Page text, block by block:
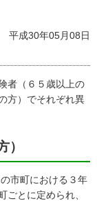
平成30年05月08日
者（６５歳以上の
方）でそれぞれ異
）
市町における３年
ごとに定められ、